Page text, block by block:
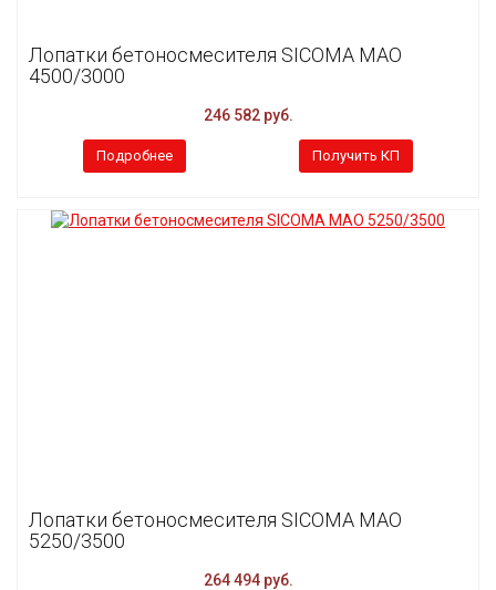
Лопатки бетоносмесителя SICOMA MAO
4500/3000
246 582 руб.
Подробнее Получить КП
Лопатки бетоносмесителя SICOMA MAO
5250/3500
264 494 руб.